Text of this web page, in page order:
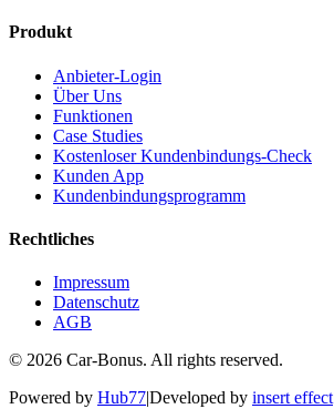
Produkt
Anbieter-Login
Über Uns
Funktionen
Case Studies
Kostenloser Kundenbindungs-Check
Kunden App
Kundenbindungsprogramm
Rechtliches
Impressum
Datenschutz
AGB
© 2026 Car-Bonus. All rights reserved.
Powered by Hub77|Developed by insert effect